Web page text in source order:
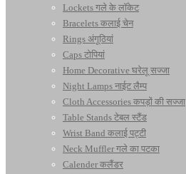
Lockets गले के लॉकेट
Bracelets कलाई चेन
Rings अंगूठियां
Caps टोपियां
Home Decorative घरेलू सज्जा
Night Lamps नाईट लैम्प
Cloth Accessories कपड़ों की सज्जा
Table Stands टेबल स्टैंड
Wrist Band कलाई पट्टी
Neck Muffler गले का पटका
Calender कलैंडर